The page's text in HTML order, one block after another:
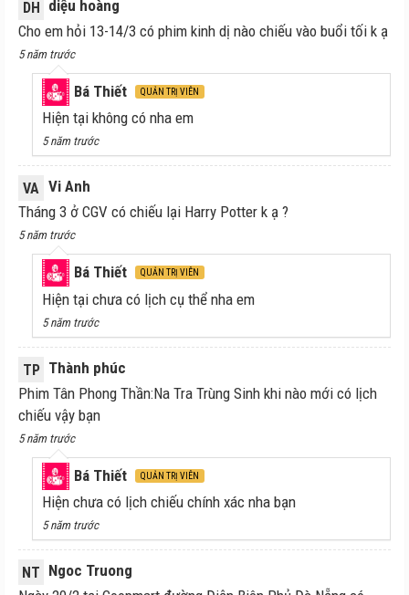
DH diệu hoàng
Cho em hỏi 13-14/3 có phim kinh dị nào chiếu vào buổi tối k ạ
5 năm trước
Bá Thiết QUẢN TRỊ VIÊN
Hiện tại không có nha em
5 năm trước
VA Vi Anh
Tháng 3 ở CGV có chiếu lại Harry Potter k ạ ?
5 năm trước
Bá Thiết QUẢN TRỊ VIÊN
Hiện tại chưa có lịch cụ thể nha em
5 năm trước
TP Thành phúc
Phim Tân Phong Thần:Na Tra Trùng Sinh khi nào mới có lịch
chiếu vậy bạn
5 năm trước
Bá Thiết QUẢN TRỊ VIÊN
Hiện chưa có lịch chiếu chính xác nha bạn
5 năm trước
NT Ngoc Truong